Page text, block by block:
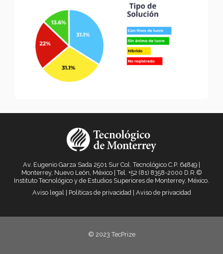
Av. Eugenio Garza Sada 2501 Sur Col. Tecnológico C.P. 64849 |
Monterrey, Nuevo León, México | Tel. +52 (81) 8358-2000 D.R.©
Instituto Tecnológico y de Estudios Superiores de Monterrey, México.
Aviso legal | Políticas de privacidad | Aviso de privacidad
© 2023 TecPrize